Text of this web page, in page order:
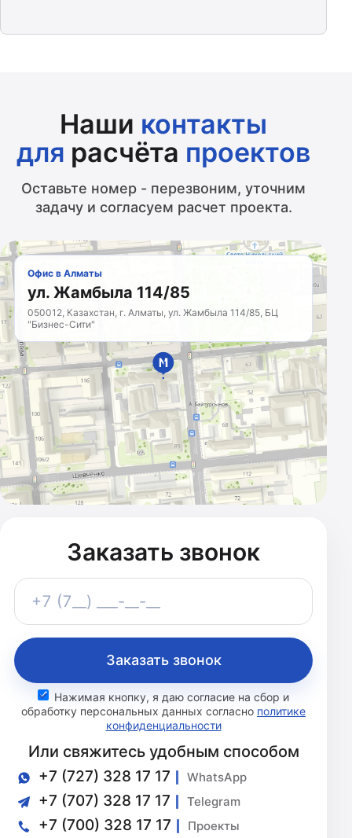
Наши контакты
для расчёта проектов
Оставьте номер - перезвоним, уточним
задачу и согласуем расчет проекта.
Офис в Алматы
ул. Жамбыла 114/85
050012, Казахстан, г. Алматы, ул. Жамбыла 114/85, БЦ
"Бизнес-Сити"МАРКЕТИНГОВОЕ
АГЕНТСТВО
Казахстан · с 2011 года
Заказать звонок
+7 (7__) ___-__-__
Заказать звонок
Нажимая кнопку, я даю согласие на сбор и
обработку персональных данных согласно политике
конфиденциальности
Или свяжитесь удобным способом
+7 (727) 328 17 17 WhatsApp
+7 (707) 328 17 17 Telegram
+7 (700) 328 17 17 Проекты